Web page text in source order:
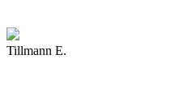
Tillmann E.